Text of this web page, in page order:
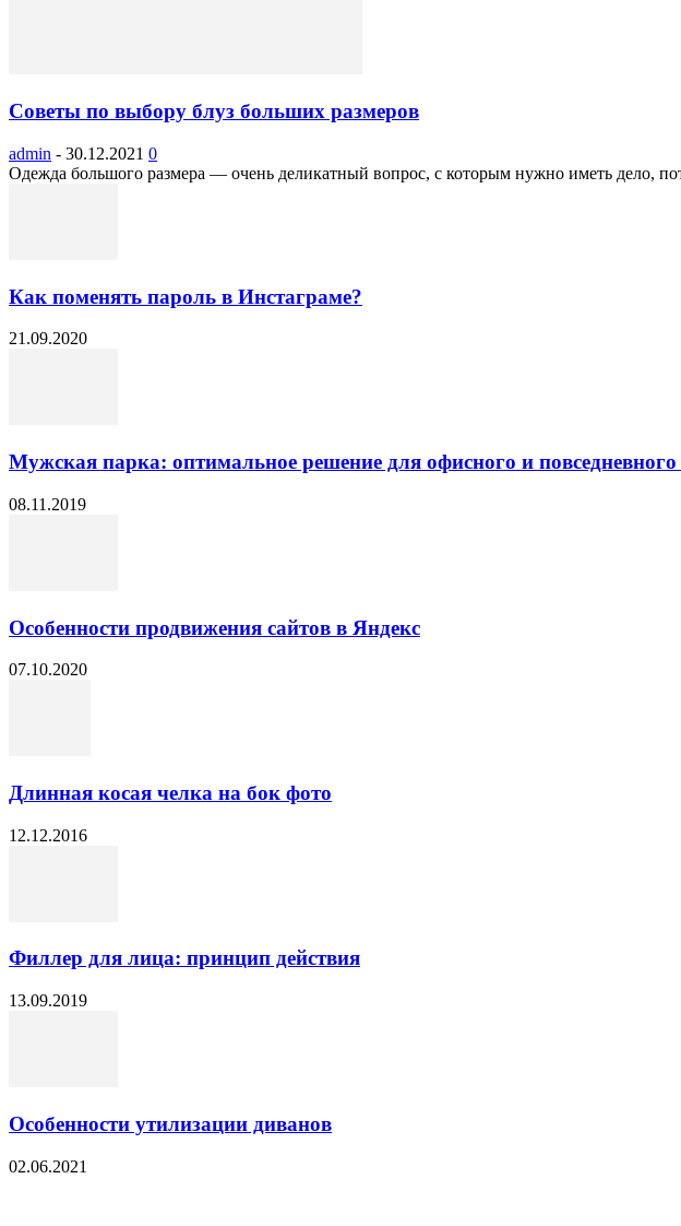
Советы по выбору блуз больших размеров
admin - 30.12.2021 0
Одежда большого размера — очень деликатный вопрос, с которым нужно иметь дело,
Как поменять пароль в Инстаграме?
21.09.2020
Мужская парка: оптимальное решение для офисного и повседневного
08.11.2019
Особенности продвижения сайтов в Яндекс
07.10.2020
Длинная косая челка на бок фото
12.12.2016
Филлер для лица: принцип действия
13.09.2019
Особенности утилизации диванов
02.06.2021